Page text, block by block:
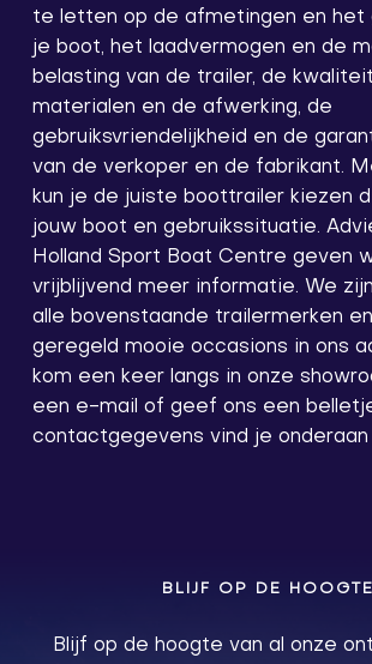
te letten op de afmetingen en het
je boot, het laadvermogen en de
belasting van de trailer, de
materialen en de afwerking, de
gebruiksvriendelijkheid en de
van de verkoper en de fabrikant.
kun je de juiste boottrailer kiezen
jouw boot en gebruikssituatie.
Holland Sport Boat Centre geven
vrijblijvend meer informatie. We
alle bovenstaande trailermerken
geregeld mooie occasions in ons
kom een keer langs in onze
een e-mail of geef ons een
contactgegevens vind je onderaan
BLIJF OP DE HOOGTE
Blijf op de hoogte van al onze